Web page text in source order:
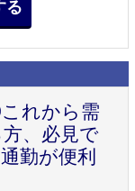
れから需
、必見で
勤が便利